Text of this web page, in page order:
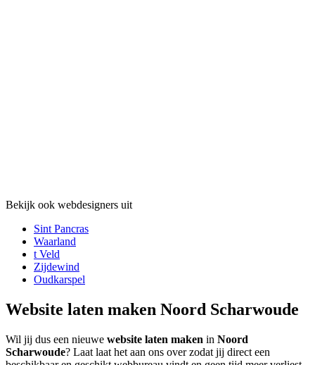
Bekijk ook webdesigners uit
Sint Pancras
Waarland
t Veld
Zijdewind
Oudkarspel
Website laten maken Noord Scharwoude
Wil jij dus een nieuwe website laten maken in Noord
Scharwoude? Laat laat het aan ons over zodat jij direct een